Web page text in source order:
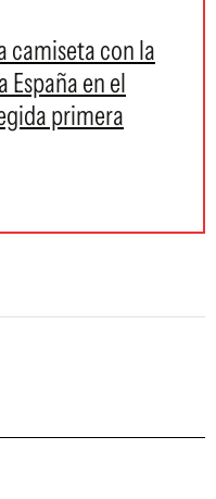
camiseta con la
España en el
primera